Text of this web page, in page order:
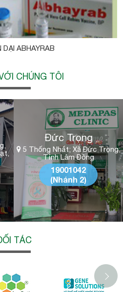
DẠI ABHAYRAB
CHÚNG TÔI
Đức Trọng
5 Thống Nhất; Xã Đức Trọng;
Tỉnh Lâm Đồng
19001042
(Nhánh 2)
TÁC